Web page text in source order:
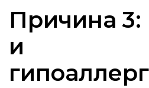
Причина
и